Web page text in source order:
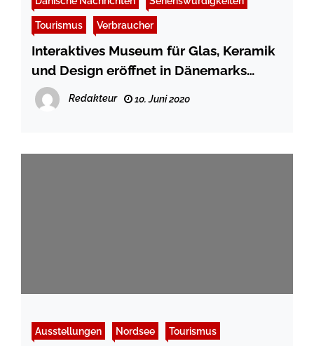
Tourismus Verbraucher
Interaktives Museum für Glas, Keramik
und Design eröffnet in Dänemarks
letzter bewahrter Glashütte – Infos zu
Corona
Redakteur 10. Juni 2020
Ausstellungen Nordsee Tourismus